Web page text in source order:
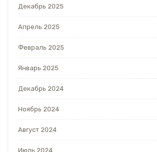
Декабрь 2025
Апрель 2025
Февраль 2025
Январь 2025
Декабрь 2024
Ноябрь 2024
Август 2024
Июль 2024